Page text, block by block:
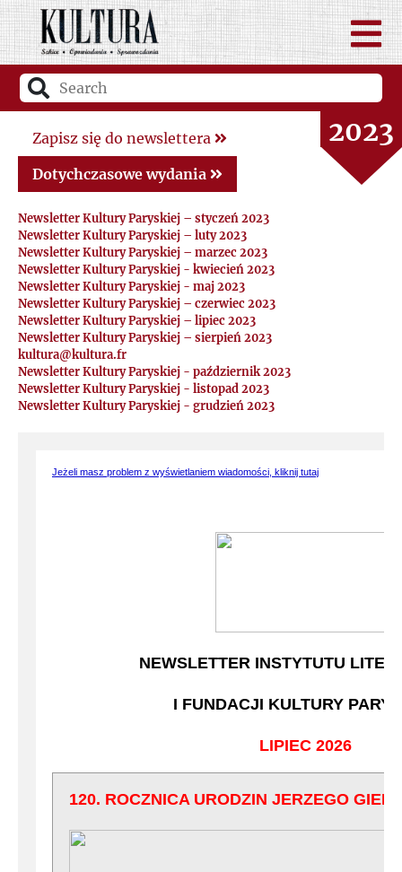
2025
2024
2023
2022
2015
Zapisz się do newslettera
Dotychczasowe wydania
Newsletter Kultury Paryskiej – styczeń 2023
Newsletter Kultury Paryskiej – luty 2023
Newsletter Kultury Paryskiej – marzec 2023
Newsletter Kultury Paryskiej - kwiecień 2023
Newsletter Kultury Paryskiej - maj 2023
Newsletter Kultury Paryskiej – czerwiec 2023
Newsletter Kultury Paryskiej – lipiec 2023
Newsletter Kultury Paryskiej – sierpień 2023
kultura@kultura.fr
Newsletter Kultury Paryskiej - październik 2023
Newsletter Kultury Paryskiej - listopad 2023
Newsletter Kultury Paryskiej - grudzień 2023
Jeżeli masz problem z wyświetlaniem wiadomości, kliknij tutaj
NEWSLETTER INSTYTUTU
I FUNDACJI KULTURY
LIPIEC 2026
120. ROCZNICA URODZIN JERZEGO